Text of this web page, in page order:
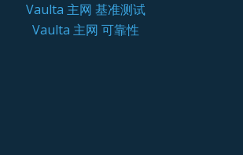
Vaulta 主网 基准测试
Vaulta 主网 可靠性